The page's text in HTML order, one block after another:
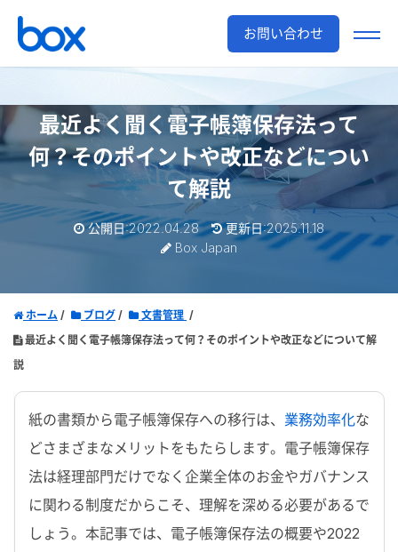
お問い合わせ
最近よく聞く電子帳簿保存法って
何？そのポイントや改正などについ
て解説
公開日:2022.04.28
更新日:2025.11.18
Box Japan
ホーム ブログ
文書管理
最近よく聞く電子帳簿保存法って何？そのポイントや改正などについて解
説
紙の書類から電子帳簿保存への移行は、 業務効率化な
どさまざまなメリットをもたらします。電子帳簿保存
法は経理部門だけでなく企業全体のお金やガバナンス
に関わる制度だからこそ、理解を深める必要があるで
しょう。本記事では、電子帳簿保存法の概要や2022